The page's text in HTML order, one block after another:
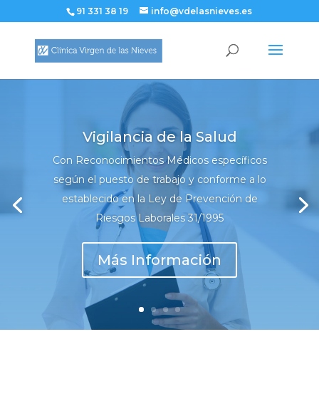
91 331 38 19 info@vdelasnieves.es
Vigilancia de la Salud
Con Reconocimientos Médicos específicos
según el puesto de trabajo y conforme a lo
establecido en la Ley de Prevención de
Riesgos Laborales 31/1995
Más Información